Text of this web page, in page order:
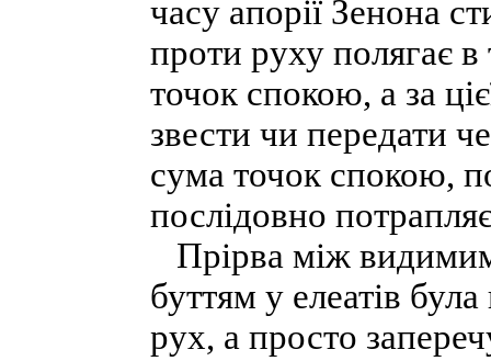
часу апорії Зенона
проти руху полягає
точок спокою, а за
звести чи передати
сума точок спокою,
послідовно
Прірва між
буттям у елеатів
рух, а просто